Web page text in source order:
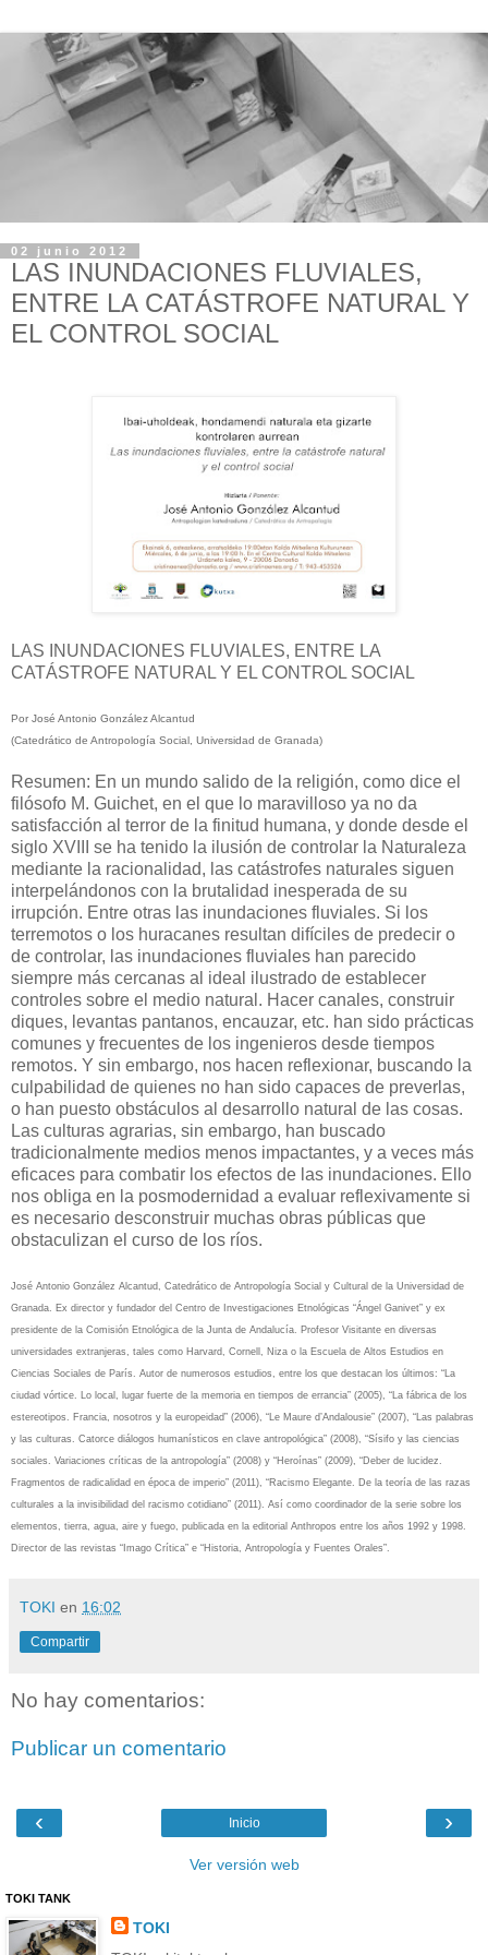
02 junio 2012
LAS INUNDACIONES FLUVIALES,
ENTRE LA CATÁSTROFE NATURAL Y
EL CONTROL SOCIAL
LAS INUNDACIONES FLUVIALES, ENTRE LA
CATÁSTROFE NATURAL Y EL CONTROL SOCIAL
Por José Antonio González Alcantud
(Catedrático de Antropología Social, Universidad de Granada)
Resumen: En un mundo salido de la religión, como dice el
filósofo M. Guichet, en el que lo maravilloso ya no da
satisfacción al terror de la finitud humana, y donde desde el
siglo XVIII se ha tenido la ilusión de controlar la Naturaleza
mediante la racionalidad, las catástrofes naturales siguen
interpelándonos con la brutalidad inesperada de su
irrupción. Entre otras las inundaciones fluviales. Si los
terremotos o los huracanes resultan difíciles de predecir o
de controlar, las inundaciones fluviales han parecido
siempre más cercanas al ideal ilustrado de establecer
controles sobre el medio natural. Hacer canales, construir
diques, levantas pantanos, encauzar, etc. han sido prácticas
comunes y frecuentes de los ingenieros desde tiempos
remotos. Y sin embargo, nos hacen reflexionar, buscando la
culpabilidad de quienes no han sido capaces de preverlas,
o han puesto obstáculos al desarrollo natural de las cosas.
Las culturas agrarias, sin embargo, han buscado
tradicionalmente medios menos impactantes, y a veces más
eficaces para combatir los efectos de las inundaciones. Ello
nos obliga en la posmodernidad a evaluar reflexivamente si
es necesario desconstruir muchas obras públicas que
obstaculizan el curso de los ríos.
José Antonio González Alcantud, Catedrático de Antropología Social y Cultural de la Universidad de
Granada. Ex director y fundador del Centro de Investigaciones Etnológicas “Ángel Ganivet” y ex
presidente de la Comisión Etnológica de la Junta de Andalucía. Profesor Visitante en diversas
universidades extranjeras, tales como Harvard, Cornell, Niza o la Escuela de Altos Estudios en
Ciencias Sociales de París. Autor de numerosos estudios, entre los que destacan los últimos: “La
ciudad vórtice. Lo local, lugar fuerte de la memoria en tiempos de errancia” (2005), “La fábrica de los
estereotipos. Francia, nosotros y la europeidad” (2006), “Le Maure d’Andalousie” (2007), “Las palabras
y las culturas. Catorce diálogos humanísticos en clave antropológica” (2008), “Sísifo y las ciencias
sociales. Variaciones críticas de la antropología” (2008) y “Heroínas” (2009), “Deber de lucidez.
Fragmentos de radicalidad en época de imperio” (2011), “Racismo Elegante. De la teoría de las razas
culturales a la invisibilidad del racismo cotidiano” (2011). Así como coordinador de la serie sobre los
elementos, tierra, agua, aire y fuego, publicada en la editorial Anthropos entre los años 1992 y 1998.
Director de las revistas “Imago Crítica” e “Historia, Antropología y Fuentes Orales”.
TOKI en 16:02
Compartir
No hay comentarios:
Publicar un comentario
‹ ›
Inicio
Ver versión web
TOKI TANK
TOKI